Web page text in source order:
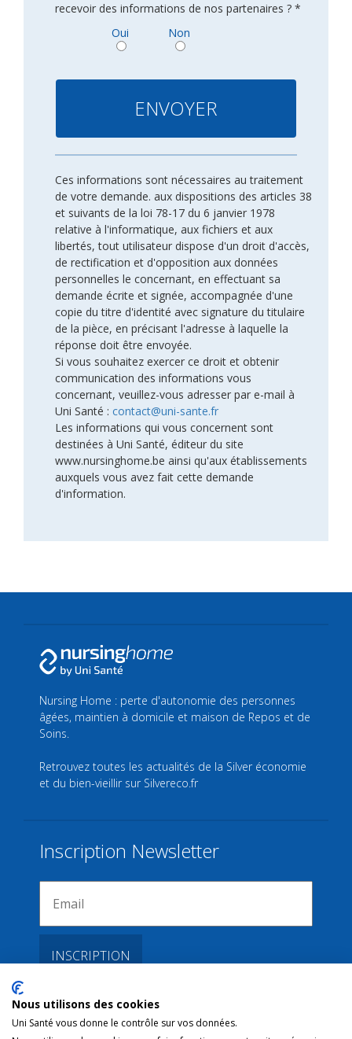
recevoir des informations de nos partenaires ? *
Oui
Non
Ces informations sont nécessaires au traitement
de votre demande. aux dispositions des articles 38
et suivants de la loi 78-17 du 6 janvier 1978
relative à l'informatique, aux fichiers et aux
libertés, tout utilisateur dispose d'un droit d'accès,
de rectification et d'opposition aux données
personnelles le concernant, en effectuant sa
demande écrite et signée, accompagnée d'une
copie du titre d'identité avec signature du titulaire
de la pièce, en précisant l'adresse à laquelle la
réponse doit être envoyée.
Si vous souhaitez exercer ce droit et obtenir
communication des informations vous
concernant, veuillez-vous adresser par e-mail à
Uni Santé : contact@uni-sante.fr
Les informations qui vous concernent sont
destinées à Uni Santé, éditeur du site
www.nursinghome.be ainsi qu'aux établissements
auxquels vous avez fait cette demande
d'information.
Nursing Home : perte d'autonomie des personnes
âgées, maintien à domicile et maison de Repos et de
Soins.
Retrouvez toutes les actualités de la Silver économie
et du bien-vieillir sur Silvereco.fr
Inscription Newsletter
Liens
Nous utilisons des cookies
Uni Santé vous donne le contrôle sur vos données.